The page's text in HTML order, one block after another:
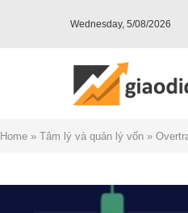
Wednesday, 5/08/2026
Home » Tâm lý và quản lý vốn »